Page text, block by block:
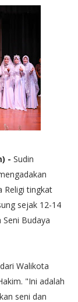
- Sudin
Religi tingkat
sejak 12-14
Seni Budaya
Walikota
"Ini adalah
seni dan